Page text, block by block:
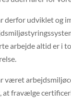
derfor udviklet og
arbejde altid er i
været
at fravælge